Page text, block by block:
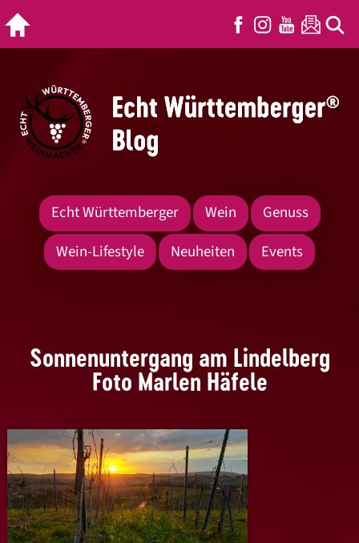
Echt Württemberger Wein
Genuss
Wein-Lifestyle
Neuheiten Events
Sonnenuntergang am Lindelberg
Foto Marlen Häfele